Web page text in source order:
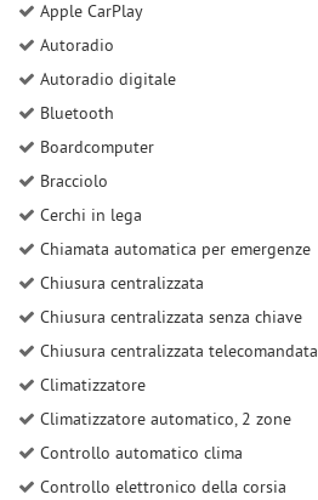
Apple CarPlay
Autoradio
Autoradio digitale
Bluetooth
Boardcomputer
Bracciolo
Cerchi in lega
Chiamata automatica per emergenze
Chiusura centralizzata
Chiusura centralizzata senza chiave
Chiusura centralizzata telecomandata
Climatizzatore
Climatizzatore automatico, 2 zone
Controllo automatico clima
Controllo elettronico della corsia